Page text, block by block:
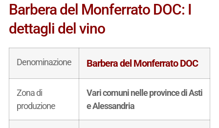
Barbera del Monferrato DOC: I
dettagli del vino
Denominazione Barbera del Monferrato DOC
Zona di
produzione
Vari comuni nelle province di Asti
e Alessandria